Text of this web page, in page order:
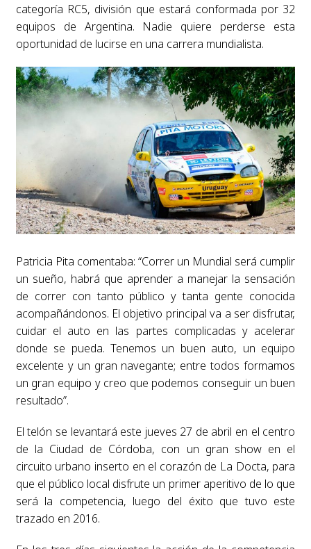
categoría RC5, división que estará conformada por 32
equipos de Argentina. Nadie quiere perderse esta
oportunidad de lucirse en una carrera mundialista.
Patricia Pita comentaba: “Correr un Mundial será cumplir
un sueño, habrá que aprender a manejar la sensación
de correr con tanto público y tanta gente conocida
acompañándonos. El objetivo principal va a ser disfrutar,
cuidar el auto en las partes complicadas y acelerar
donde se pueda. Tenemos un buen auto, un equipo
excelente y un gran navegante; entre todos formamos
un gran equipo y creo que podemos conseguir un buen
resultado”.
El telón se levantará este jueves 27 de abril en el centro
de la Ciudad de Córdoba, con un gran show en el
circuito urbano inserto en el corazón de La Docta, para
que el público local disfrute un primer aperitivo de lo que
será la competencia, luego del éxito que tuvo este
trazado en 2016.